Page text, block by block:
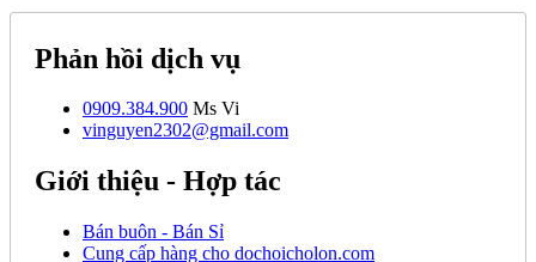
Phản hồi dịch vụ
0909.384.900 Ms Vi
vinguyen2302@gmail.com
Giới thiệu - Hợp tác
Bán buôn - Bán Sỉ
Cung cấp hàng cho dochoicholon.com